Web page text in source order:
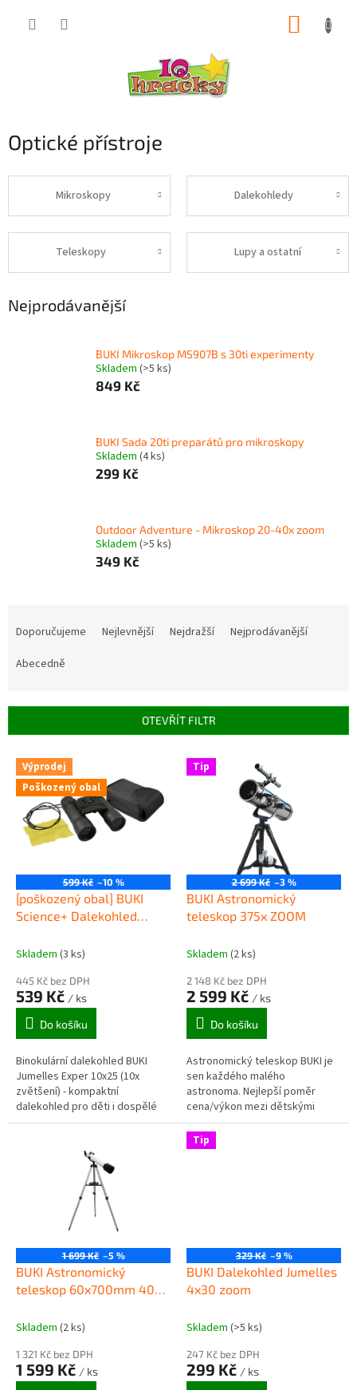
Optické přístroje
Mikroskopy Dalekohledy
Teleskopy Lupy a ostatní
Nejprodávanější
BUKI Mikroskop MS907B s 30ti experimenty
Skladem (>5 ks)
849 Kč
BUKI Sada 20ti preparátů pro mikroskopy
Skladem (4 ks)
299 Kč
Outdoor Adventure - Mikroskop 20-40x zoom
Skladem (>5 ks)
349 Kč
r
Doporučujeme Nejlevnější Nejdražší
Nejprodávanější
Abecedně
OTEVŘÍT FILTR
V
p
Výprodej
Poškozený obal
599 Kč –10 %
[poškozený obal] BUKI
Science+ Dalekohled
Skladem (3 ks)
445 Kč bez DPH
539 Kč / ks
Do košíku
Binokulární dalekohled BUKI
Jumelles Exper 10x25 (10x
zvětšení) - kompaktní
dalekohled pro děti i dospělé
vhodný na vycházky do přírody
nacházejících...
Tip
2 699 Kč –3 %
BUKI Astronomický
teleskop 375x ZOOM
Skladem (2 ks)
2 148 Kč bez DPH
2 599 Kč / ks
Do košíku
Astronomický teleskop BUKI je
sen každého malého
astronoma. Nejlepší poměr
cena/výkon mezi dětskými
teleskopy. Teleskop TS008B je
typ reflektor se zrcadlem o
průměru 76mm,...
1 699 Kč –5 %
BUKI Astronomický
teleskop 60x700mm 40
Skladem (2 ks)
1 321 Kč bez DPH
1 599 Kč / ks
Tip
329 Kč –9 %
BUKI Dalekohled Jumelles
4x30 zoom
Skladem (>5 ks)
247 Kč bez DPH
299 Kč / ks